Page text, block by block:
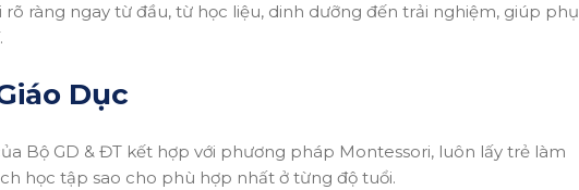
ràng ngay từ đầu, từ học liệu, dinh dưỡng đến trải nghiệm, giúp phụ
Dục
Bộ GD & ĐT kết hợp với phương pháp Montessori, luôn lấy trẻ làm
học tập sao cho phù hợp nhất ở từng độ tuổi.